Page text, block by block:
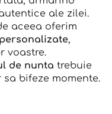
ale zilei.
aceea oferim
,
voastre.
de nunta trebuie
bifeze momente.